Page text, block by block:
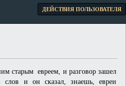
ДЕЙСТВИЯ ПОЛЬЗОВАТЕЛЯ
старым евреем, и разговор зашел
и он сказал, знаешь, евреи